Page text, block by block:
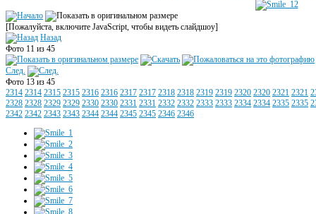
[Пожалуйста, включите JavaScript, чтобы видеть слайдшоу]
Назад
Фото 11 из 45
След.
Фото 13 из 45
2314 2314 2315 2315 2316 2316 2317 2317 2318 2318 2319 2319 2320 2320 2321 2321
2328 2328 2329 2329 2330 2330 2331 2331 2332 2332 2333 2333 2334 2334 2335 2335
2342 2342 2343 2343 2344 2344 2345 2345 2346 2346